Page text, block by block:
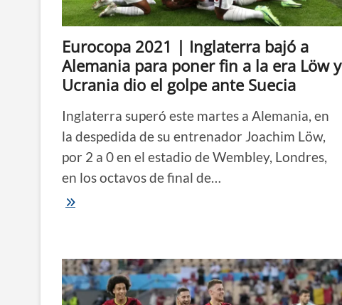
italianos,
la
Eurocopa
Eurocopa 2021 | Inglaterra bajó a
Alemania para poner fin a la era Löw y
Ucrania dio el golpe ante Suecia
Inglaterra superó este martes a Alemania, en
la despedida de su entrenador Joachim Löw,
por 2 a 0 en el estadio de Wembley, Londres,
en los octavos de final de…
Eurocopa
Alemania
para
poner